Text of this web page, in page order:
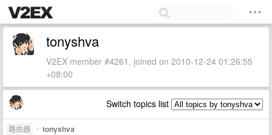
tonyshva
V2EX member #4261, joined on 2010-12-24 01:26:55
+08:00
Switch topics list
路由器 • tonyshva